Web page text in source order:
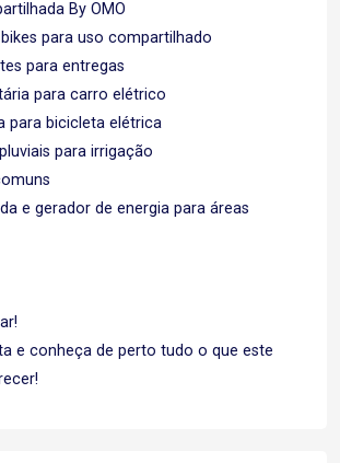
By OMO
para uso compartilhado
para entregas
para carro elétrico
para bicicleta elétrica
para irrigação
e gerador de energia para áreas
e conheça de perto tudo o que este